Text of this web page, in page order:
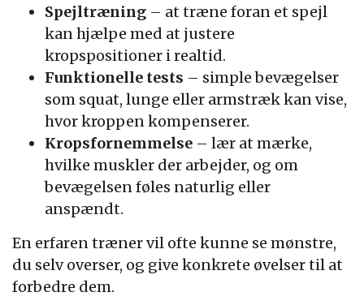
Spejltræning – at træne foran et spejl
kan hjælpe med at justere
kropspositioner i realtid.
Funktionelle tests – simple bevægelser
som squat, lunge eller armstræk kan vise,
hvor kroppen kompenserer.
Kropsfornemmelse – lær at mærke,
hvilke muskler der arbejder, og om
bevægelsen føles naturlig eller
anspændt.
En erfaren træner vil ofte kunne se mønstre,
du selv overser, og give konkrete øvelser til at
forbedre dem.